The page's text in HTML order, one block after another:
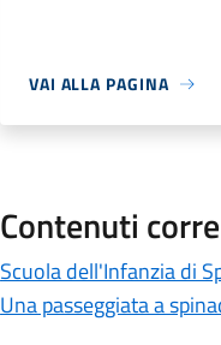
VAI ALLA PAGINA
Contenuti
Scuola dell'Infanzia di
Una passeggiata a